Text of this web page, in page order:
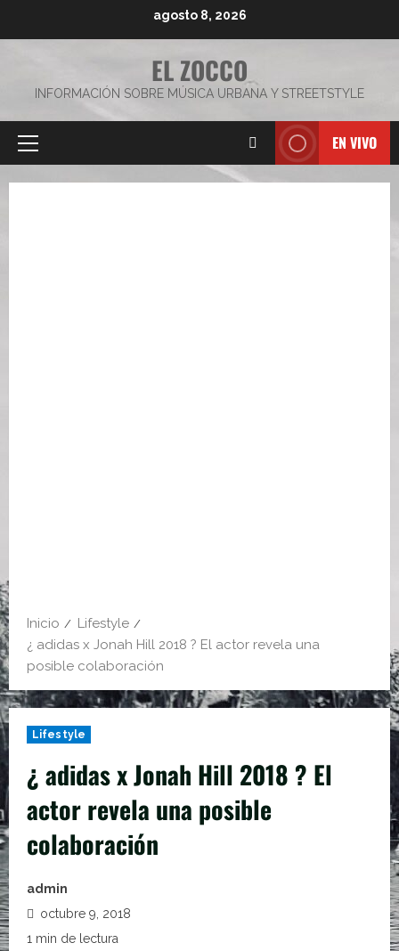
agosto 8, 2026
EL ZOCCO
INFORMACIÓN SOBRE MÚSICA URBANA Y STREETSTYLE
Menú
EN VIVO
Inicio
Lifestyle
¿ adidas x Jonah Hill 2018 ? El actor revela una
posible colaboración
Lifestyle
¿ adidas x Jonah Hill 2018 ? El
actor revela una posible
colaboración
admin
octubre 9, 2018
1 min de lectura